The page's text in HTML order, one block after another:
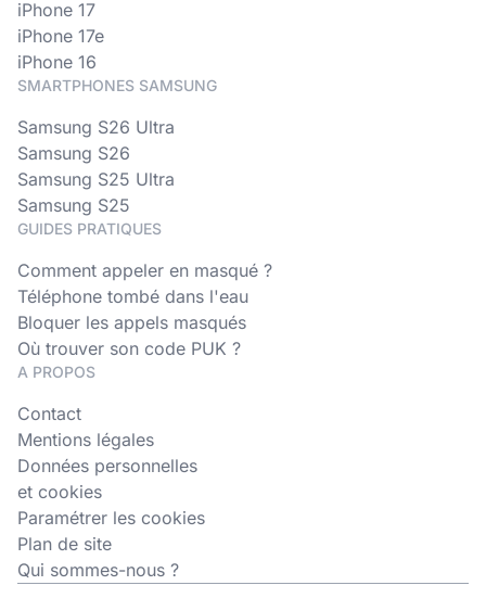
iPhone 17
iPhone 17e
iPhone 16
SMARTPHONES SAMSUNG
Samsung S26 Ultra
Samsung S26
Samsung S25 Ultra
Samsung S25
GUIDES PRATIQUES
Comment appeler en masqué ?
Téléphone tombé dans l'eau
Bloquer les appels masqués
Où trouver son code PUK ?
A PROPOS
Contact
Mentions légales
Données personnelles
et cookies
Paramétrer les cookies
Plan de site
Qui sommes-nous ?